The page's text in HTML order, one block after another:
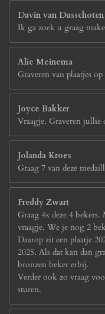
Davin van Dusschoten
Ik ga zoek u graag
Alie Meinema
Graveren van plaatjes
Joyce Bakker
Vraagje. Graveren jullie
Jolanda Kroes
Graag 7 van deze
Freddy Zwart
Graag 4x deze 4
vraagje. We je nog 2
Daarop zit een plaatje
2025. Als dat kan dan
bronzen beker erbij.
Verder ook zo vraag
sturen.